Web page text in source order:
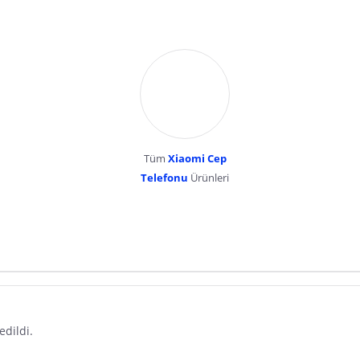
Tüm Xiaomi Cep
Telefonu Ürünleri